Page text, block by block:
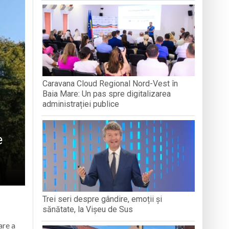
Creștină „Dragoste și Prietenie” din
străvechi
Socială Baia Mare prin activități de
„LEGĂTURI LITERARE”
a
Caravana Cloud Regional Nord-Vest în
Baia Mare: Un pas spre digitalizarea
administrației publice
Trei seri despre gândire, emoții și
sănătate, la Vișeu de Sus